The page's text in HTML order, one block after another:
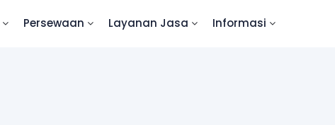
Persewaan Layanan Jasa Informasi